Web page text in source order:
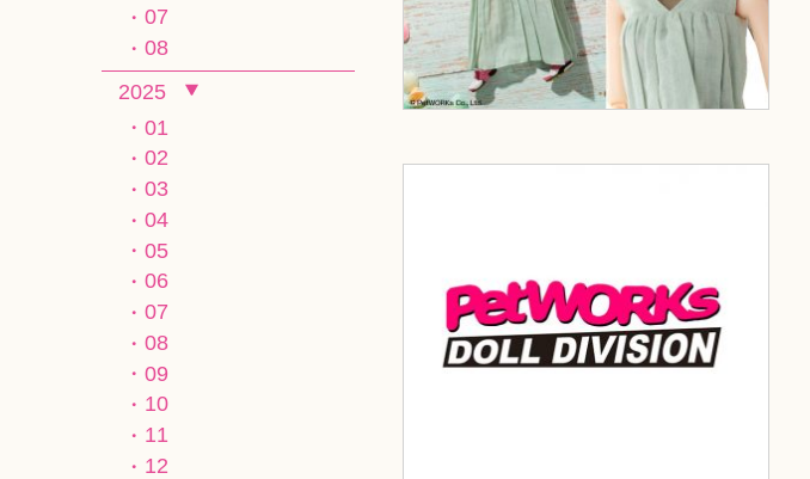
07
08
2025
01
02
03
04
05
06
07
08
09
10
11
12